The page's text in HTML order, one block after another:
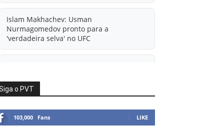
Islam Makhachev: Usman
Nurmagomedov pronto para a
'verdadeira selva' no UFC
informações sobre possível mudança
para o UFC após novas negociações.
Islam Makhachev: Há concorrentes
o PVT
103,000 Fans LIKE